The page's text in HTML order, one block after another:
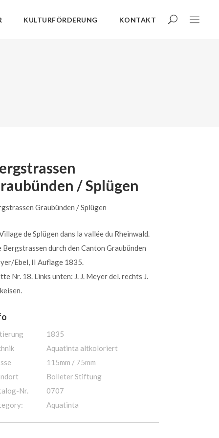
KULTURFÖRDERUNG KONTAKT
/ Splügen
Graubünden / Splügen
de Splügen dans la vallée du Rheinwald.
Bergstrassen durch den Canton Graubünden
Ebel, II Auflage 1835.
Nr. 18. Links unten: J. J. Meyer del. rechts J.
1835
Aquatinta altkoloriert
115mm / 75mm
Bolleter Stiftung
Nr.
0707
Aquatinta